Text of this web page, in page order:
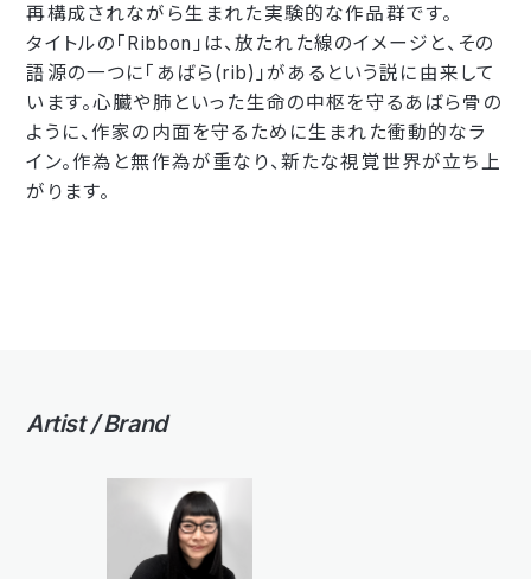
再構成されながら生まれた実験的な作品群です。
タイトルの「Ribbon」は、放たれた線のイメージと、その
語源の一つに「あばら(rib)」があるという説に由来して
います。心臓や肺といった生命の中枢を守るあばら骨の
ように、作家の内面を守るために生まれた衝動的なラ
イン。作為と無作為が重なり、新たな視覚世界が立ち上
がります。
Artist / Brand